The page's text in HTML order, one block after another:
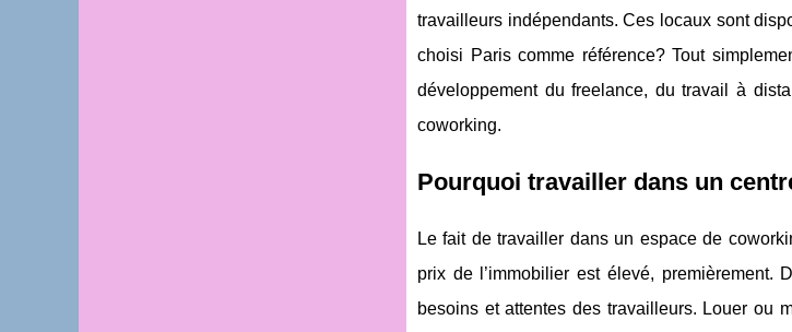
travailleurs indépendants. Ces locaux sont
choisi Paris comme référence? Tout
développement du freelance, du travail à
coworking.
Pourquoi travailler dans un
Le fait de travailler dans un espace de
prix de l’immobilier est élevé,
besoins et attentes des travailleurs. Louer ou